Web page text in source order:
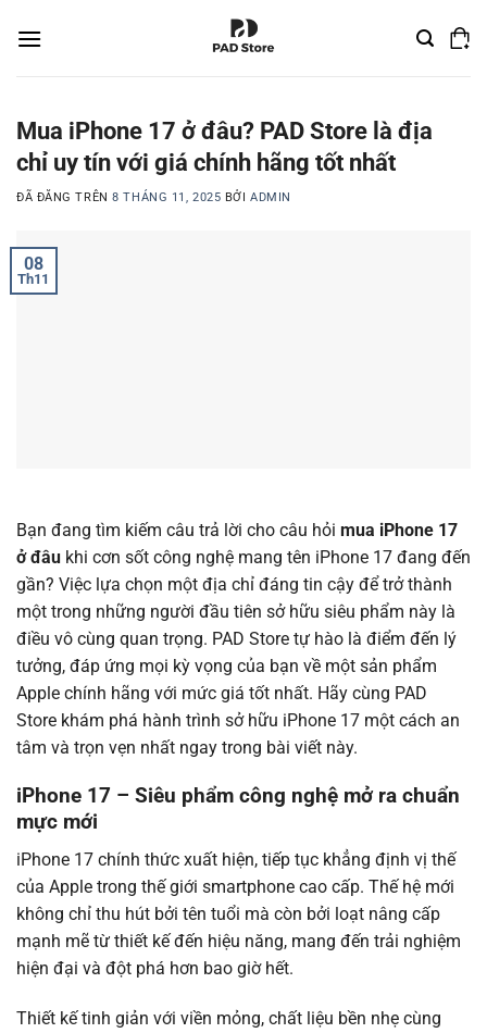
đến
Mua iPhone 17 ở đâu? PAD Store là địa
chỉ uy tín với giá chính hãng tốt nhất
ĐÃ ĐĂNG TRÊN8 THÁNG 11, 2025 BỞIADMIN
08
Th11
Bạn đang tìm kiếm câu trả lời cho câu hỏi mua iPhone 17
ở đâu khi cơn sốt công nghệ mang tên iPhone 17 đang đến
gần? Việc lựa chọn một địa chỉ đáng tin cậy để trở thành
một trong những người đầu tiên sở hữu siêu phẩm này là
điều vô cùng quan trọng. PAD Store tự hào là điểm đến lý
tưởng, đáp ứng mọi kỳ vọng của bạn về một sản phẩm
Apple chính hãng với mức giá tốt nhất. Hãy cùng PAD
Store khám phá hành trình sở hữu iPhone 17 một cách an
tâm và trọn vẹn nhất ngay trong bài viết này.
iPhone 17 – Siêu phẩm công nghệ mở ra chuẩn
mực mới
iPhone 17 chính thức xuất hiện, tiếp tục khẳng định vị thế
của Apple trong thế giới smartphone cao cấp. Thế hệ mới
không chỉ thu hút bởi tên tuổi mà còn bởi loạt nâng cấp
mạnh mẽ từ thiết kế đến hiệu năng, mang đến trải nghiệm
hiện đại và đột phá hơn bao giờ hết.
Thiết kế tinh giản với viền mỏng, chất liệu bền nhẹ cùng